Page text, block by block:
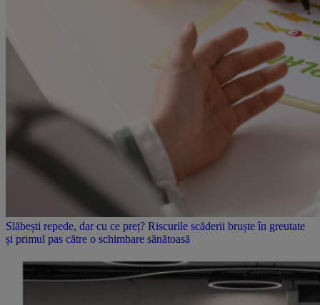
Slăbești repede, dar cu ce preț? Riscurile scăderii bruște în greutate
și primul pas către o schimbare sănătoasă